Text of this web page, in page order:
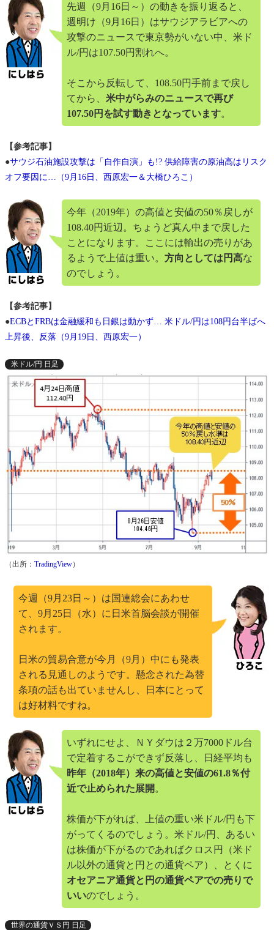
先週（9月16日～）の動きを振り返ると、
週明け（9月16日）はサウジアラビアへの
攻撃のニュースで東京勢がいない中、米ド
ル/円は107.50円割れへ。
そこから反転して、108.50円手前まで戻し
てから、 米中がらみのニュースで再び
107.50円を試す動きとなっています。
【参考記事】
●サウジ石油施設攻撃は「自作自演」も!? 供給障害の原油高はリスク
オフ要因に…（9月16日、西原宏一＆大橋ひろこ）
今年（2019年）の高値と安値の50％戻しが
108.40円近辺。ちょうど真ん中まで戻した
ことになります。ここには輸出の売りがあ
るようで上値は重い。 方向としては円高な
のでしょう。
【参考記事】
●ECBとFRBは金融緩和も日銀は動かず… 米ドル/円は108円台半ばへ
上昇後、反落（9月19日、西原宏一）
米ドル/円 日足
（出所： TradingView）
今週（9月23日～）は国連総会にあわせ
て、9月25日（水）に日米首脳会談が開催
されます。
日米の貿易合意が今月（9月）中にも発表
される見通しのようです。懸念された為替
条項の話も出ていませんし、日本にとって
は好材料ですね。
いずれにせよ、ＮＹダウは２万7000ドル台
で定着するこができず反落し、日経平均も
昨年（2018年）来の高値と安値の61.8％付
近で止められた展開 。
株価が下がれば、上値の重い米ドル/円も下
がってくるのでしょう。米ドル/円、あるい
は株価が下がるのであればクロス円（米ド
ル以外の通貨と円との通貨ペア）、とくに
オセアニア通貨と円の通貨ペアでの売りで
いいのでしょう。
世界の通貨ＶＳ円 日足